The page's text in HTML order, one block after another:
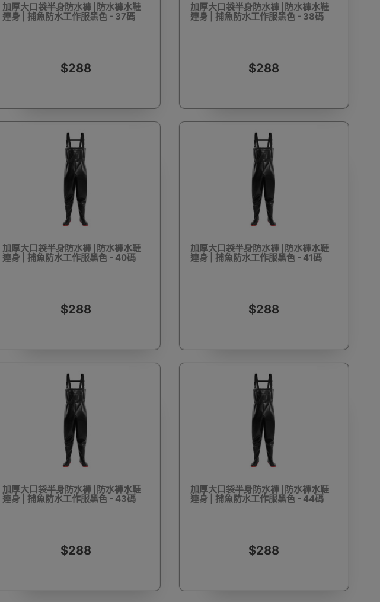
拳套 迷你衣車 救車寶過江龍 無葉風扇
雙筒望遠鏡 單筒望遠鏡 電動單車 工程手套 求生用品
大聲公 食物包裝機
加厚大口袋半身防水褲 |防水褲水鞋
連身 | 捕魚防水工作服黑色 - 37碼
$288
加厚大口袋半身防水褲 |防水褲水鞋
連身 | 捕魚防水工作服黑色 - 38碼
$288
加厚大口袋半身防水褲 |防水褲水鞋
連身 | 捕魚防水工作服黑色 - 40碼
$288
加厚大口袋半身防水褲 |防水褲水鞋
連身 | 捕魚防水工作服黑色 - 41碼
$288
加厚大口袋半身防水褲 |防水褲水鞋
連身 | 捕魚防水工作服黑色 - 43碼
$288
加厚大口袋半身防水褲 |防水褲水鞋
連身 | 捕魚防水工作服黑色 - 44碼
$288